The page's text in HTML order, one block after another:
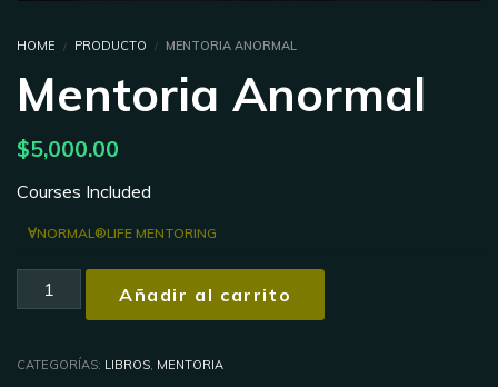
HOME PRODUCTO MENTORIA ANORMAL
Mentoria Anormal
$5,000.00
Courses Included
ⱯNORMAL®LIFE MENTORING
Mentoria
Anormal
Añadir al carrito
CATEGORÍAS: LIBROS MENTORIA